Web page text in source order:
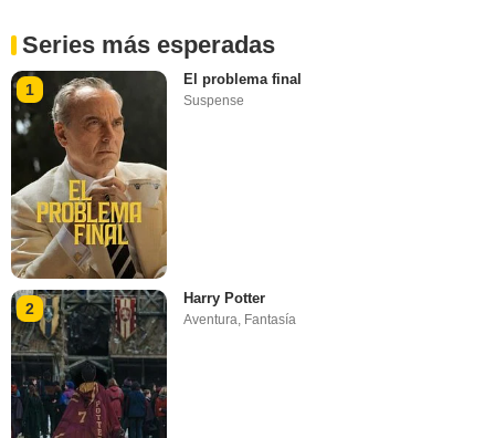
Series más esperadas
1
El problema final
Suspense
2
Harry Potter
Aventura, Fantasía